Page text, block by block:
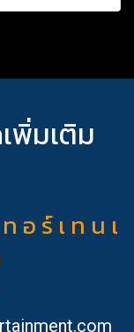
พิ่มเติม
อ ร์ เ ท น เ